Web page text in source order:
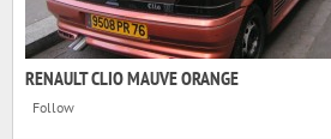
RENAULT CLIO MAUVE ORANGE
Follow